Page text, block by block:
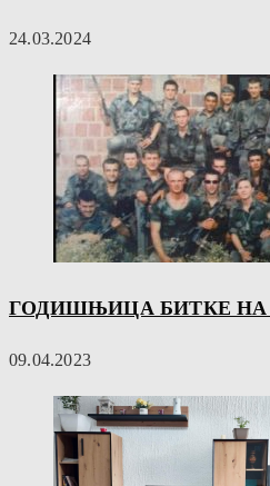
24.03.2024
ГОДИШЊИЦА БИТКЕ
09.04.2023